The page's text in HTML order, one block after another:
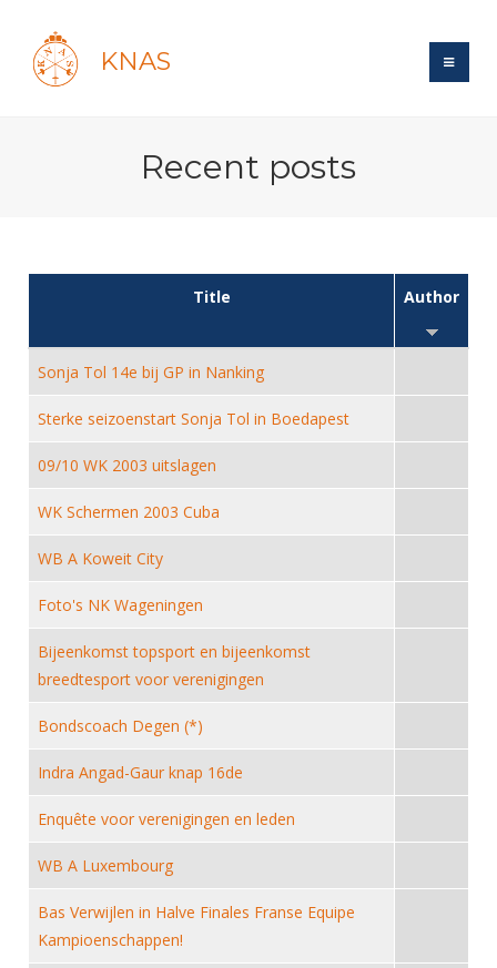
KNAS
Forums
Maandelijks archief
Evenement
Website
Handleiding
Historie
Reglementen
Ledencijfers
Sponsors en Partners
Organisatie
Bestuur
Commissies
Leden van Verdiensten
Vacatures
Bondsbureau
Contact
Medewerkers
Formulieren
Recreatiesport
Veteranen
Lichtzwaardschermen
Wedstrijdsport
Inschrijven
Reglementen
Materiaal
Schermpaspoort
Rolstoelschermen
Wedstrijdkalender
KNAS Keurmerk
NK's
JPT
JEC
NK's
Oranje
FBT
SBT
Talentontwikkeling
Atletencommissie
Internationale Titeltoernooien
Internationale aanmeldingen
Voor de jeugd
Spreekbeurtpakket
Jeugdkampen
Brassardsysteem
Nieuws
Nationale opleidingen
Opleidingen
Leraar
Nieuws
Scheidsrechterslijst
Forums
Forums
Schermforum
Nieuws
Zoek Vereniging
Contact
NK organiseren
Recent posts
Title Author
Sonja Tol 14e bij GP in Nanking
Sterke seizoenstart Sonja Tol in Boedapest
09/10 WK 2003 uitslagen
WK Schermen 2003 Cuba
WB A Koweit City
Foto's NK Wageningen
Bijeenkomst topsport en bijeenkomst
breedtesport voor verenigingen
Bondscoach Degen (*)
Indra Angad-Gaur knap 16de
Enquête voor verenigingen en leden
WB A Luxembourg
Bas Verwijlen in Halve Finales Franse Equipe
Kampioenschappen!